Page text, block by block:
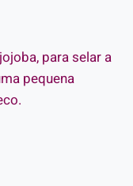
para selar a
pequena